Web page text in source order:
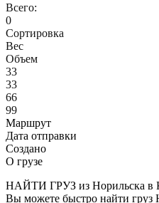
Всего:
0
Сортировка
Вес
Объем
33
33
66
99
Маршрут
Дата отправки
Создано
О грузе
НАЙТИ ГРУЗ из Норильска в
Вы можете быстро найти груз